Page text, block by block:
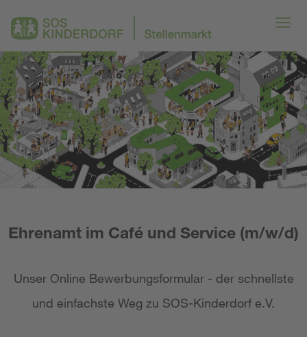
Ehrenamt im Café und Service (m/w/d)
Unser Online Bewerbungsformular - der schnellste
und einfachste Weg zu SOS-Kinderdorf e.V.